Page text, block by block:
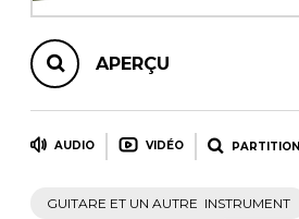
APERÇU
AUDIO VIDÉO PARTITION
GUITARE ET UN AUTRE INSTRUMENT